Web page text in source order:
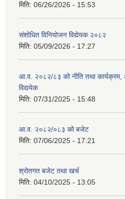
मिति: 06/26/2026 - 15:53
संशोधित विनियोजन विद्येयक २०८२
मिति: 05/09/2026 - 17:27
आ.व. २०८२/८३ को नीति तथा कार्यक्रम,
विद्ययेक
मिति: 07/31/2025 - 15:48
आ.व. २०८२/०८३ को बजेट
मिति: 07/06/2025 - 17:21
श्रोतगत बजेट तथा खर्च
मिति: 04/10/2025 - 13:05